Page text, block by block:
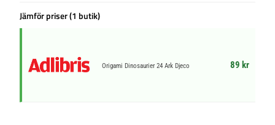
Jämför priser (1 butik)
Origami Dinosaurier 24 Ark Djeco 89 kr